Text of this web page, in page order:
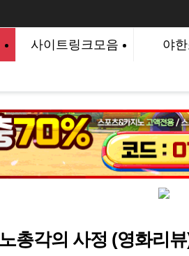
사이트링크모음 야
총각의 사정 (영화리